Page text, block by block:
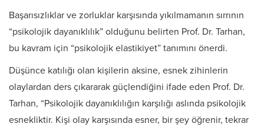
Başarısızlıklar ve zorluklar karşısında yıkılmamanın sırrının
“psikolojik dayanıklılık” olduğunu belirten Prof. Dr. Tarhan,
bu kavram için “psikolojik elastikiyet” tanımını önerdi.
Düşünce katılığı olan kişilerin aksine, esnek zihinlerin
olaylardan ders çıkararak güçlendiğini ifade eden Prof. Dr.
Tarhan, “Psikolojik dayanıklılığın karşılığı aslında psikolojik
esnekliktir. Kişi olay karşısında esner, bir şey öğrenir, tekrar